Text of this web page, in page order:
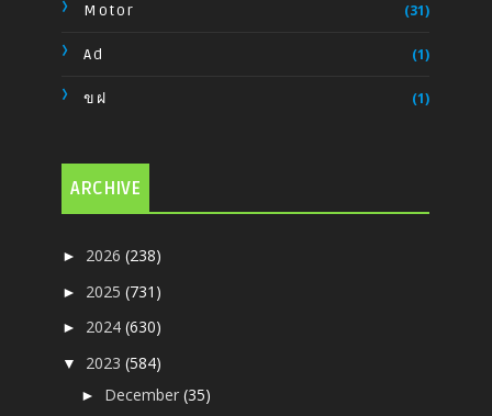
Motor (31)
Ad (1)
ขฝ (1)
ARCHIVE
► 2026(238)
► 2025(731)
► 2024(630)
▼ 2023(584)
► December(35)